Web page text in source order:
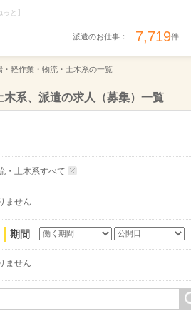
と】
派遣のお仕事： 7,719件
・軽作業・物流・土木系の一覧
系、派遣の求人（募集）一覧
・土木系すべて
ません
期間
ません